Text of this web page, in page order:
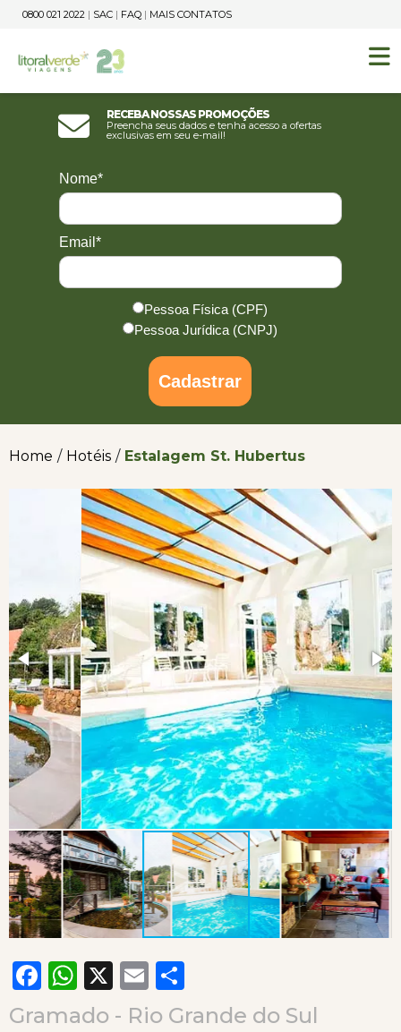
0800 021 2022 | SAC | FAQ | MAIS CONTATOS
Receba nossas promoções
Preencha seus dados e tenha acesso a ofertas
exclusivas em seu e-mail!
Nome*
Email*
Pessoa Física (CPF)
Pessoa Jurídica (CNPJ)
Cadastrar
Home / Hotéis / Estalagem St. Hubertus
Facebook
WhatsApp
X Email
Gramado - Rio Grande do Sul